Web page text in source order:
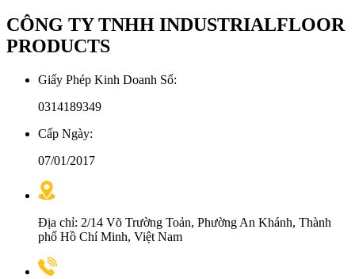
CÔNG TY TNHH INDUSTRIALFLOOR
PRODUCTS
Giấy Phép Kinh Doanh Số:
0314189349
Cấp Ngày:
07/01/2017
Địa chỉ: 2/14 Võ Trường Toản, Phường An Khánh, Thành
phố Hồ Chí Minh, Việt Nam